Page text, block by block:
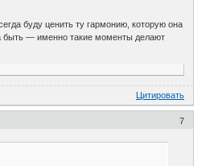
буду ценить ту гармонию, которую она
быть — именно такие моменты делают
Цитировать
7